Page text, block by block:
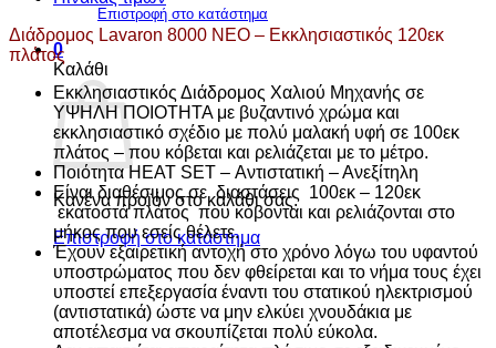
Επιστροφή στο κατάστημα
0
Καλάθι
Κανένα προϊόν στο καλάθι σας.
Επιστροφή στο κατάστημα
Διάδρομος Lavaron 8000 ΝΕΟ – Εκκλησιαστικός 120εκ
πλάτος
Εκκλησιαστικός Διάδρομος Χαλιού Μηχανής σε
ΥΨΗΛΗ ΠΟΙΟΤΗΤΑ με βυζαντινό χρώμα και
εκκλησιαστικό σχέδιο με πολύ μαλακή υφή σε 100εκ
πλάτος – που κόβεται και ρελιάζεται με το μέτρο.
Ποιότητα HEAT SET – Αντιστατική – Ανεξίτηλη
Είναι διαθέσιμος σε διαστάσεις 100εκ – 120εκ
εκατοστά πλάτος που κόβονται και ρελιάζονται στο
μήκος που εσείς θέλετε.
Έχουν εξαιρετική αντοχή στο χρόνο λόγω του υφαντού
υποστρώματος που δεν φθείρεται και το νήμα τους έχει
υποστεί επεξεργασία έναντι του στατικού ηλεκτρισμού
(αντιστατικά) ώστε να μην ελκύει χνουδάκια με
αποτέλεσμα να σκουπίζεται πολύ εύκολα.